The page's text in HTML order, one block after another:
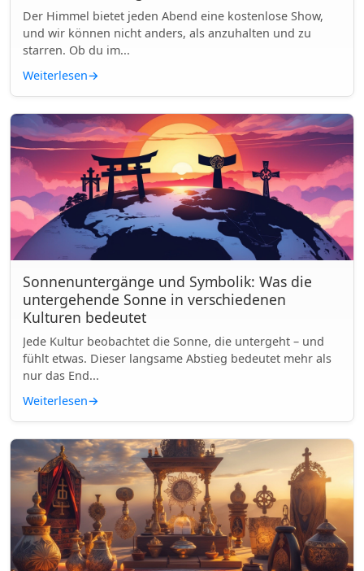
Der Himmel bietet jeden Abend eine kostenlose Show,
und wir können nicht anders, als anzuhalten und zu
starren. Ob du im...
Weiterlesen→
Sonnenuntergänge und Symbolik: Was die
untergehende Sonne in verschiedenen
Kulturen bedeutet
Jede Kultur beobachtet die Sonne, die untergeht – und
fühlt etwas. Dieser langsame Abstieg bedeutet mehr als
nur das End...
Weiterlesen→